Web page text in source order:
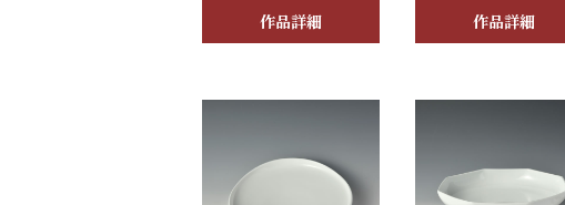
作品詳細
作品詳細